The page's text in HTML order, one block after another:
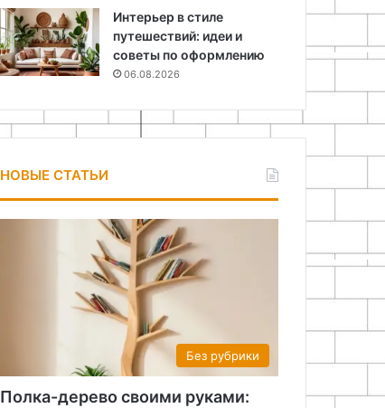
Интерьер в стиле
путешествий: идеи и
советы по оформлению
06.08.2026
НОВЫЕ СТАТЬИ
Без рубрики
Полка-дерево своими руками: